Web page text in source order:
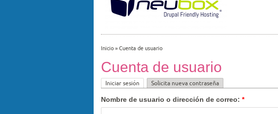
Inicio » Cuenta de usuario
Cuenta de usuario
Iniciar sesión Solicita nueva contraseña
Nombre de usuario o dirección de correo: *